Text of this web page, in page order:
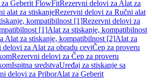
Geberit FlowFitRezervni delovi za Alat za
alat za stiskanjeRezervni delovi za Ručni alat
kompatibilnost [1]Rezervni delovi za
[1]Alat za stiskanje, kompatibilnost
Alat za stiskanje, kompatibilnost [2]Alat za
delovi za Alat za obradu ceviČep za proveru
Rezervni delovi za Čep za proveru
Ispitna sredstvaUređaj za stiskanje sa
delovi za PriborAlat za Geberit